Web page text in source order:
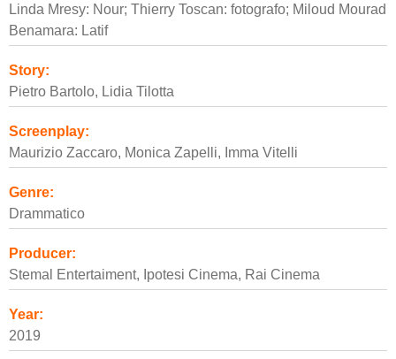
Linda Mresy: Nour; Thierry Toscan: fotografo; Miloud Mourad
Benamara: Latif
Story:
Pietro Bartolo, Lidia Tilotta
Screenplay:
Maurizio Zaccaro, Monica Zapelli, Imma Vitelli
Genre:
Drammatico
Producer:
Stemal Entertaiment, Ipotesi Cinema, Rai Cinema
Year:
2019